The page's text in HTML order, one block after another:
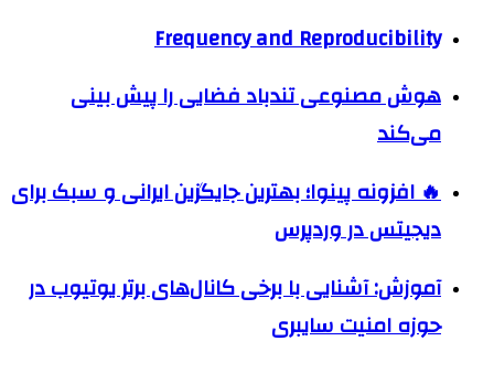
Frequency and Reproducibility
هوش مصنوعی تندباد فضایی را پیش بینی
می‌کند
🔥 افزونه پینوا؛ بهترین جایگزین ایرانی و سبک برای
دیجیتس در وردپرس
آموزش: آشنایی با برخی کانال‌های برتر یوتیوب در
حوزه امنیت سایبری